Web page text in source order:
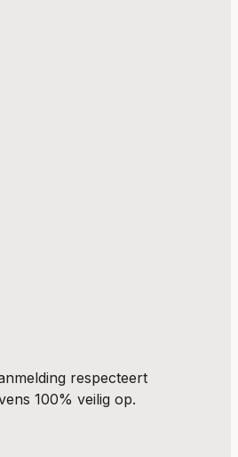
respecteert
100% veilig op.